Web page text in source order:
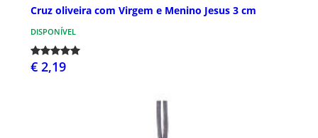
Cruz oliveira com Virgem e Menino Jesus 3 cm
DISPONÍVEL
€ 2,19